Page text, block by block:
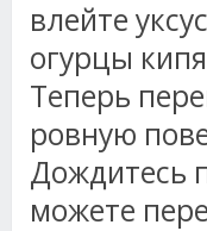
влейте
огурцы
Теперь
ровную
Дождитесь
можете